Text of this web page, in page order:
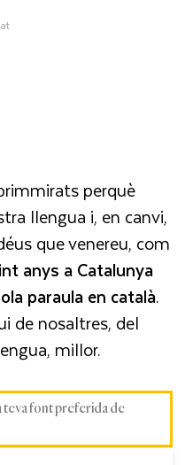
perquè
llengua i, en canvi,
que venereu, com
anys a Catalunya
paraula en català.
de nosaltres, del
millor.
teva font preferida de